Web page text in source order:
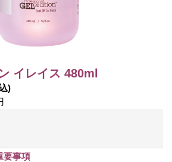
イレイス 480ml
)
要事項